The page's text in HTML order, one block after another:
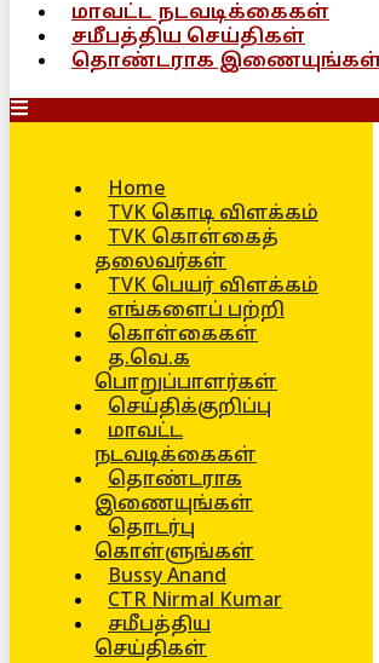
மாவட்ட நடவடிக்கைகள்
சமீபத்திய செய்திகள்
தொண்டராக
Home
TVK கொடி விளக்கம்
TVK கொள்கைத்
தலைவர்கள்
TVK பெயர் விளக்கம்
எங்களைப் பற்றி
கொள்கைகள்
த.வெ.க
பொறுப்பாளர்கள்
செய்திக்குறிப்பு
மாவட்ட
நடவடிக்கைகள்
தொண்டராக
இணையுங்கள்
தொடர்பு
கொள்ளுங்கள்
Bussy Anand
CTR Nirmal Kumar
சமீபத்திய
செய்திகள்